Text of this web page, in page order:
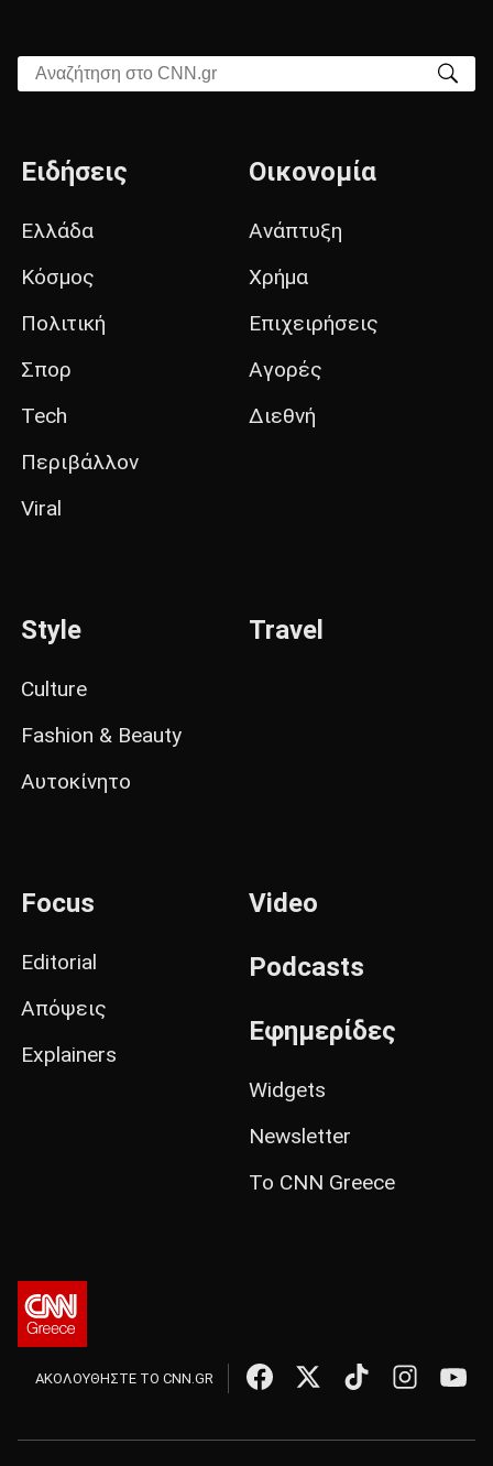
Αναζήτηση στο CNN.gr
Ειδήσεις
Ελλάδα
Κόσμος
Πολιτική
Σπορ
Tech
Περιβάλλον
Viral
Οικονομία
Ανάπτυξη
Χρήμα
Επιχειρήσεις
Αγορές
Διεθνή
Style
Culture
Fashion & Beauty
Αυτοκίνητο
Travel
Focus
Editorial
Απόψεις
Explainers
Video
Podcasts
Εφημερίδες
Widgets
Newsletter
Το CNN Greece
ΑΚΟΛΟΥΘΗΣΤΕ ΤΟ CNN.GR